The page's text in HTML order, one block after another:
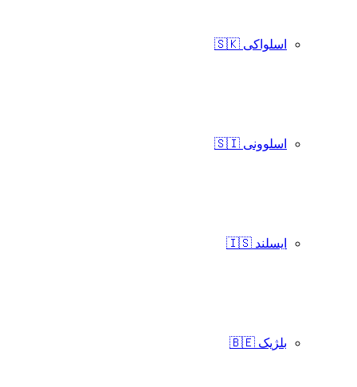
اسلواکی 🇸🇰
اسلوونی 🇸🇮
ایسلند 🇮🇸
بلژیک 🇧🇪